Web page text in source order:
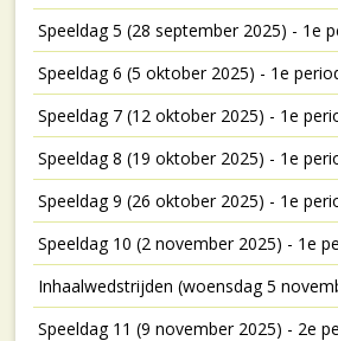
Speeldag 5 (28 september 2025) - 1e
Speeldag 6 (5 oktober 2025) - 1e
Speeldag 7 (12 oktober 2025) - 1e
Speeldag 8 (19 oktober 2025) - 1e
Speeldag 9 (26 oktober 2025) - 1e
Speeldag 10 (2 november 2025) - 1e
Inhaalwedstrijden (woensdag 5
Speeldag 11 (9 november 2025) - 2e